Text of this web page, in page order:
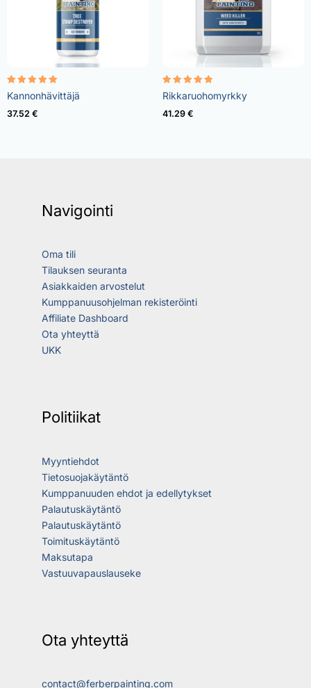
Rated
5.00
out of 5
Kannonhävittäjä
37.52 €
Rated
4.73
out of 5
Rikkaruohomyrkky
41.29 €
Navigointi
Oma tili
Tilauksen seuranta
Asiakkaiden arvostelut
Kumppanuusohjelman rekisteröinti
Affiliate Dashboard
Ota yhteyttä
UKK
Politiikat
Myyntiehdot
Tietosuojakäytäntö
Kumppanuuden ehdot ja edellytykset
Palautuskäytäntö
Palautuskäytäntö
Toimituskäytäntö
Maksutapa
Vastuuvapauslauseke
Ota yhteyttä
contact@ferberpainting.com